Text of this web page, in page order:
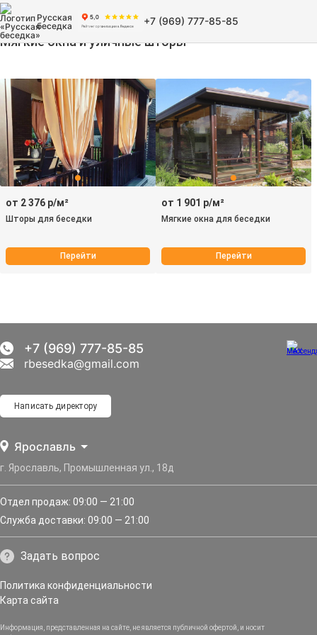
Русская
беседка
+7 (969) 777-85-85
Мягкие окна и уличные шторы
от 2 376 р/м²
Шторы для беседки
Перейти
от 1 901 р/м²
Мягкие окна для беседки
Перейти
Ярославль
г. Ярославль, Промышленная ул., 18д
Отдел продаж: 09:00 — 21:00
Служба доставки: 09:00 — 21:00
Написать директору
+7 (969) 777-85-85
rbesedka@gmail.com
Задать вопрос
Политика конфиденциальности
Карта сайта
Информация, представленная на сайте, не является публичной офертой, и носит